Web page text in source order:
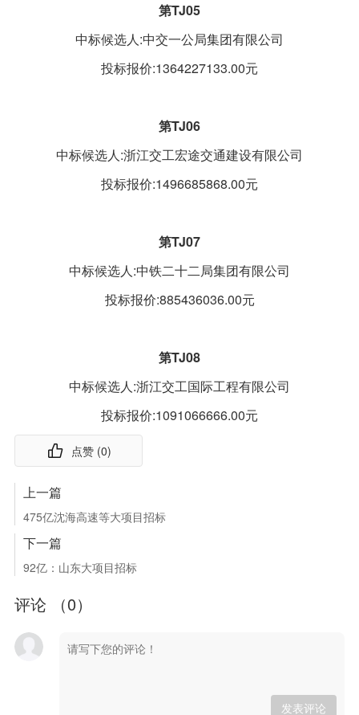
第TJ05
中标候选人:中交一公局集团有限公司
投标报价:1364227133.00元
第TJ06
中标候选人:浙江交工宏途交通建设有限公司
投标报价:1496685868.00元
第TJ07
中标候选人:中铁二十二局集团有限公司
投标报价:885436036.00元
第TJ08
中标候选人:浙江交工国际工程有限公司
投标报价:1091066666.00元
点赞 (0)
上一篇
475亿沈海高速等大项目招标
下一篇
92亿：山东大项目招标
评论 （0）
发表评论